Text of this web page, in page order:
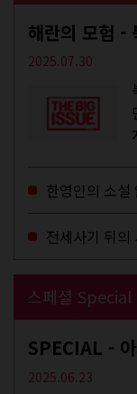
해란의 모험 -
2025.07.30
북
한영인의 소설
스페셜 Special
SPECIAL -
2025.06.23